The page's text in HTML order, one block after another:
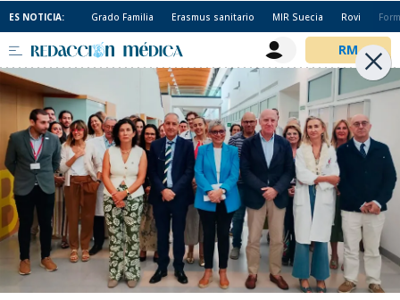
ES NOTICIA: Grado Familia Erasmus sanitario MIR Suecia Rovi